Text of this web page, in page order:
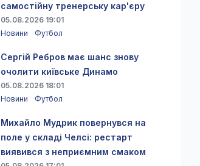
самостійну тренерську кар'єру
05.08.2026 19:01
Новини
Футбол
Сергій Ребров має шанс знову
очолити київське Динамо
05.08.2026 18:01
Новини
Футбол
Михайло Мудрик повернувся на
поле у складі Челсі: рестарт
виявився з неприємним смаком